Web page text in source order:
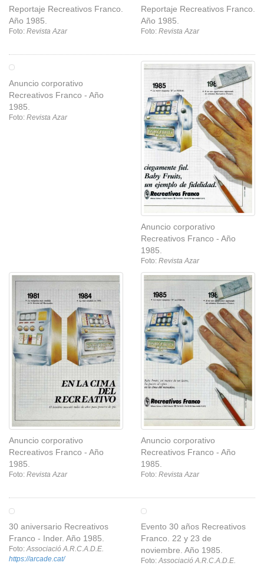
Reportaje Recreativos Franco.
Año 1985.
Foto: Revista Azar
Reportaje Recreativos Franco.
Año 1985.
Foto: Revista Azar
Anuncio corporativo
Recreativos Franco - Año
1985.
Foto: Revista Azar
Anuncio corporativo
Recreativos Franco - Año
1985.
Foto: Revista Azar
Anuncio corporativo
Recreativos Franco - Año
1985.
Foto: Revista Azar
Anuncio corporativo
Recreativos Franco - Año
1985.
Foto: Revista Azar
30 aniversario Recreativos
Franco - Inder. Año 1985.
Foto:Associació A.R.C.A.D.E.
https://arcade.cat/
Evento 30 años Recreativos
Franco. 22 y 23 de
noviembre. Año 1985.
Foto:Associació A.R.C.A.D.E.